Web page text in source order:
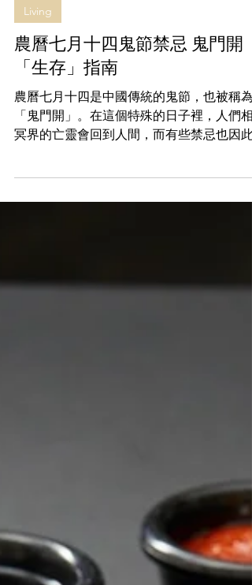
Ewen Cheuk
Aug 18, 2023
農曆七月十四鬼節禁忌 鬼門開
「生存」指南
冥界的亡靈會回到人間，而有些禁忌也因此